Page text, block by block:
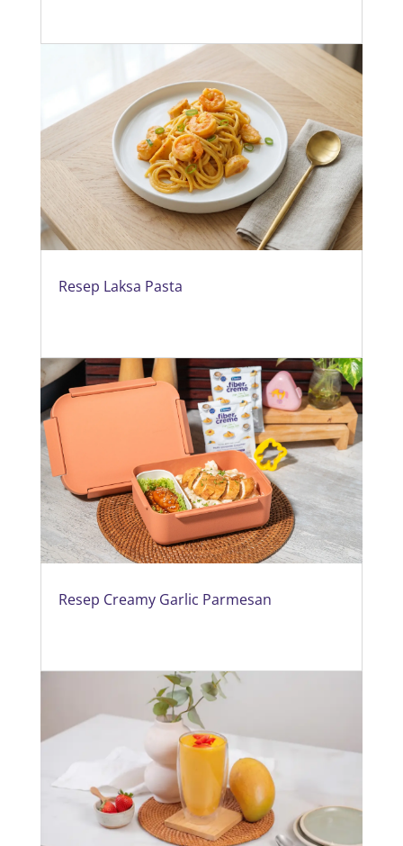
Resep Laksa Pasta
Resep Creamy Garlic Parmesan